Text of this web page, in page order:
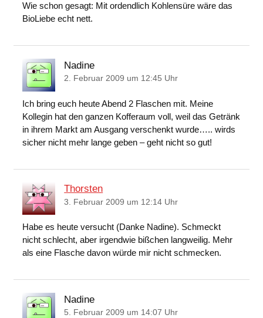
Wie schon gesagt: Mit ordendlich Kohlensüre wäre das
BioLiebe echt nett.
Nadine
2. Februar 2009 um 12:45 Uhr
Ich bring euch heute Abend 2 Flaschen mit. Meine
Kollegin hat den ganzen Kofferaum voll, weil das Getränk
in ihrem Markt am Ausgang verschenkt wurde….. wirds
sicher nicht mehr lange geben – geht nicht so gut!
Thorsten
3. Februar 2009 um 12:14 Uhr
Habe es heute versucht (Danke Nadine). Schmeckt
nicht schlecht, aber irgendwie bißchen langweilig. Mehr
als eine Flasche davon würde mir nicht schmecken.
Nadine
5. Februar 2009 um 14:07 Uhr